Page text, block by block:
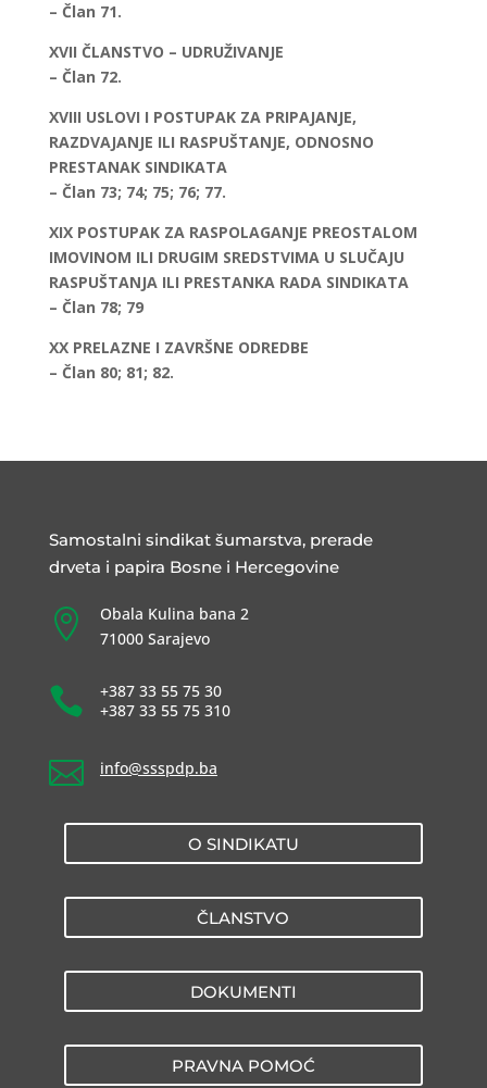
– Član 71.
XVII ČLANSTVO – UDRUŽIVANJE
– Član 72.
XVIII USLOVI I POSTUPAK ZA PRIPAJANJE,
RAZDVAJANJE ILI RASPUŠTANJE, ODNOSNO
PRESTANAK SINDIKATA
– Član 73; 74; 75; 76; 77.
XIX POSTUPAK ZA RASPOLAGANJE PREOSTALOM
IMOVINOM ILI DRUGIM SREDSTVIMA U SLUČAJU
RASPUŠTANJA ILI PRESTANKA RADA SINDIKATA
– Član 78; 79
XX PRELAZNE I ZAVRŠNE ODREDBE
– Član 80; 81; 82.
Samostalni sindikat šumarstva, prerade
drveta i papira Bosne i Hercegovine

Obala Kulina bana 2
71000 Sarajevo

+387 33 55 75 30
+387 33 55 75 310
 info@ssspdp.ba
O SINDIKATU
ČLANSTVO
DOKUMENTI
PRAVNA POMOĆ